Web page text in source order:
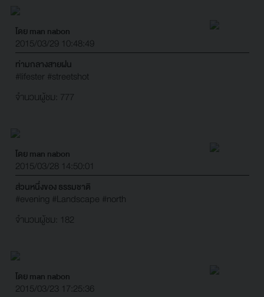
โดย man nabon
2015/03/29 10:48:49
ท่ามกลางสายฝน
#lifester #streetshot
จำนวนผู้ชม: 777
โดย man nabon
2015/03/28 14:50:01
ส่วนหนึ่งของ ธรรมชาติ
#evening #Landscape #north
จำนวนผู้ชม: 182
โดย man nabon
2015/03/23 17:25:36